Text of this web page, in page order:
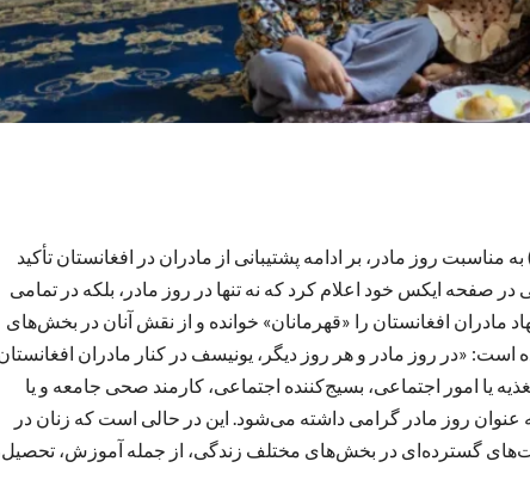
روز مادر، بر ادامه پشتیبانی از مادران در افغانستان تأکید
۲۴ جوزا، با نشر پیامی در صفحه ایکس خود اعلام کرد که نه تنها در روز مادر، بلکه در تمامی
مادران افغانستان را «قهرمانان» خوانده و از نقش آنان در بخش‌های
«در روز مادر و هر روز دیگر، یونیسف در کنار مادران
یا امور اجتماعی، بسیج‌کننده اجتماعی، کارمند صحی جامعه و یا
۲۴ جوزا در افغانستان به عنوان روز مادر گرامی داشته می‌شود. این در حالی است که زنان در
گسترده‌ای در بخش‌های مختلف زندگی، از جمله آموزش،